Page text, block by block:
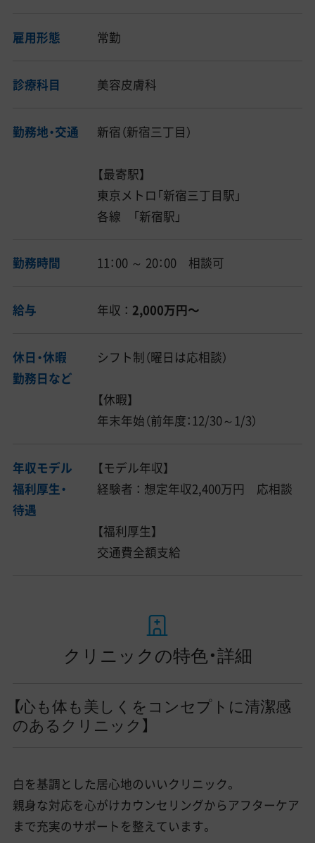
雇用形態 常勤
診療科目 美容皮膚科
勤務地・交通 新宿（新宿三丁目）
【最寄駅】
東京メトロ「新宿三丁目駅」
各線 「新宿駅」
勤務時間 11：00 ～ 20：00 相談可
給与 年収 ： 2,000万円〜
休日・休暇
勤務日など
シフト制（曜日は応相談）
【休暇】
年末年始（前年度：12/30～1/3）
年収モデル
福利厚生・
待遇
【モデル年収】
経験者 ： 想定年収2,400万円 応相談
【福利厚生】
交通費全額支給
クリニックの特色・詳細
【心も体も美しくをコンセプトに清潔感
のあるクリニック】
白を基調とした居心地のいいクリニック。
親身な対応を心がけカウンセリングからアフターケア
まで充実のサポートを整えています。